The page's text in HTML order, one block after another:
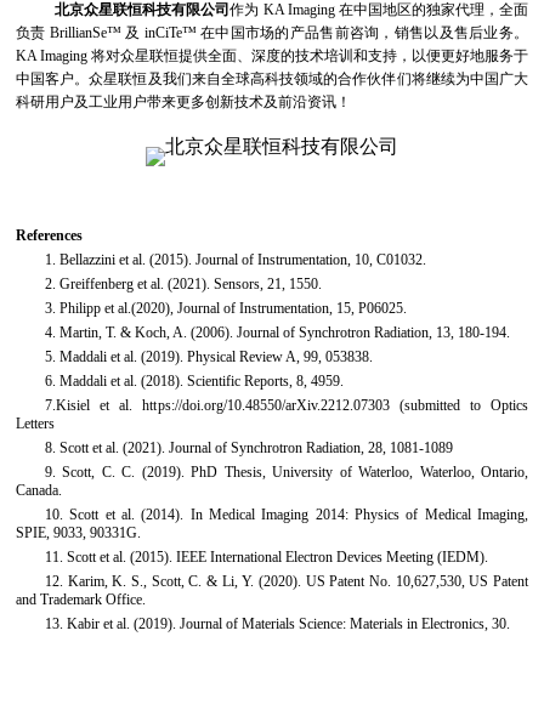
北京众星联恒科技有限公司作为 KA Imaging 在中国地区的独家代理，全面
负责 BrillianSe™ 及 inCiTe™ 在中国市场的产品售前咨询，销售以及售后业务。
KA Imaging 将对众星联恒提供全面、深度的技术培训和支持，以便更好地服务于
中国客户。众星联恒及我们来自全球高科技领域的合作伙伴们将继续为中国广大
科研用户及工业用户带来更多创新技术及前沿资讯！
References
1. Bellazzini et al. (2015). Journal of Instrumentation, 10, C01032.
2. Greiffenberg et al. (2021). Sensors, 21, 1550.
3. Philipp et al.(2020), Journal of Instrumentation, 15, P06025.
4. Martin, T. & Koch, A. (2006). Journal of Synchrotron Radiation, 13, 180-194.
5. Maddali et al. (2019). Physical Review A, 99, 053838.
6. Maddali et al. (2018). Scientific Reports, 8, 4959.
7.Kisiel et al. https://doi.org/10.48550/arXiv.2212.07303 (submitted to Optics
Letters
8. Scott et al. (2021). Journal of Synchrotron Radiation, 28, 1081-1089
9. Scott, C. C. (2019). PhD Thesis, University of Waterloo, Waterloo, Ontario,
Canada.
10. Scott et al. (2014). In Medical Imaging 2014: Physics of Medical Imaging,
SPIE, 9033, 90331G.
11. Scott et al. (2015). IEEE International Electron Devices Meeting (IEDM).
12. Karim, K. S., Scott, C. & Li, Y. (2020). US Patent No. 10,627,530, US Patent
and Trademark Office.
13. Kabir et al. (2019). Journal of Materials Science: Materials in Electronics, 30.